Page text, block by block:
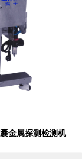
金属探测检测机